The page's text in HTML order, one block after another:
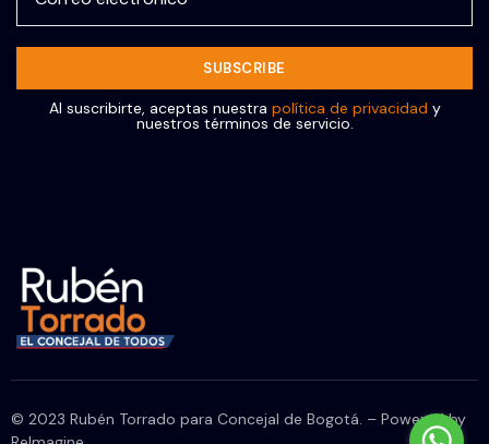
Al suscribirte, aceptas nuestra política de privacidad y
nuestros términos de servicio.
© 2023 Rubén Torrado para Concejal de Bogotá. – Powered by